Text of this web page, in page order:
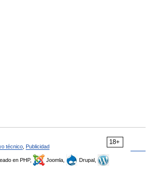
18+
técnico Publicidad
en PHP, Joomla,
Drupal,